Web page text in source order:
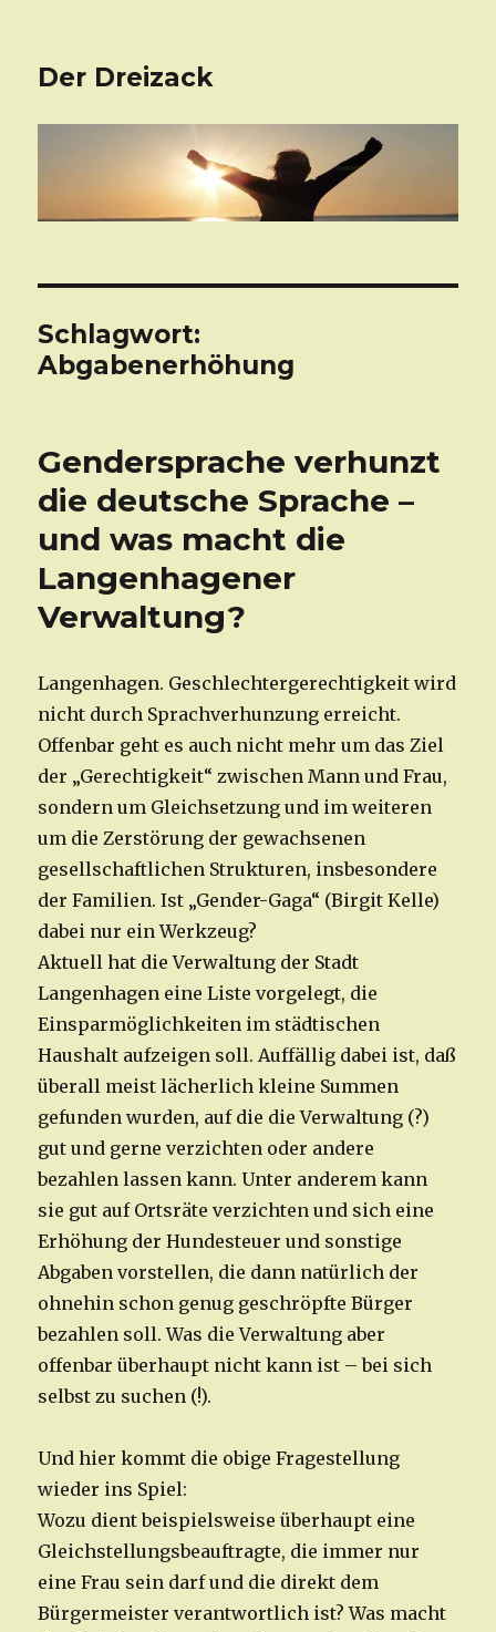
Der Dreizack
Schlagwort:
Abgabenerhöhung
Gendersprache verhunzt
die deutsche Sprache –
und was macht die
Langenhagener
Verwaltung?
Langenhagen. Geschlechtergerechtigkeit wird
nicht durch Sprachverhunzung erreicht.
Offenbar geht es auch nicht mehr um das Ziel
der „Gerechtigkeit“ zwischen Mann und Frau,
sondern um Gleichsetzung und im weiteren
um die Zerstörung der gewachsenen
gesellschaftlichen Strukturen, insbesondere
der Familien. Ist „Gender-Gaga“ (Birgit Kelle)
dabei nur ein Werkzeug?
Aktuell hat die Verwaltung der Stadt
Langenhagen eine Liste vorgelegt, die
Einsparmöglichkeiten im städtischen
Haushalt aufzeigen soll. Auffällig dabei ist, daß
überall meist lächerlich kleine Summen
gefunden wurden, auf die die Verwaltung (?)
gut und gerne verzichten oder andere
bezahlen lassen kann. Unter anderem kann
sie gut auf Ortsräte verzichten und sich eine
Erhöhung der Hundesteuer und sonstige
Abgaben vorstellen, die dann natürlich der
ohnehin schon genug geschröpfte Bürger
bezahlen soll. Was die Verwaltung aber
offenbar überhaupt nicht kann ist – bei sich
selbst zu suchen (!).
Und hier kommt die obige Fragestellung
wieder ins Spiel:
Wozu dient beispielsweise überhaupt eine
Gleichstellungsbeauftragte, die immer nur
eine Frau sein darf und die direkt dem
Bürgermeister verantwortlich ist? Was macht